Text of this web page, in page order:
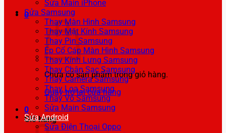
0
Chưa có sản phẩm trong giỏ hàng.
Quay trở lại cửa hàng
0
Giỏ hàng
Sửa Main iPhone
Sửa Samsung
Thay Màn Hình Samsung
Thay Mặt Kính Samsung
Thay Pin Samsung
Ép Cổ Cáp Màn Hình Samsung
Thay Kính Lưng Samsung
Thay Chân Sạc Samsung
Thay Camera Samsung
Thay Loa Samsung
Thay Vỏ Samsung
Sửa Main Samsung
Sửa Android
Sửa Điện Thoại Oppo